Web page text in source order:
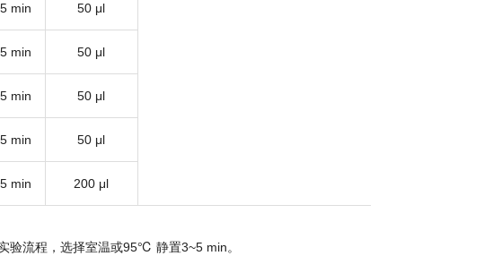
min 50 μl
min 50 μl
min 50 μl
min 50 μl
min 200 μl
验流程，选择室温或95℃ 静置3~5 min。